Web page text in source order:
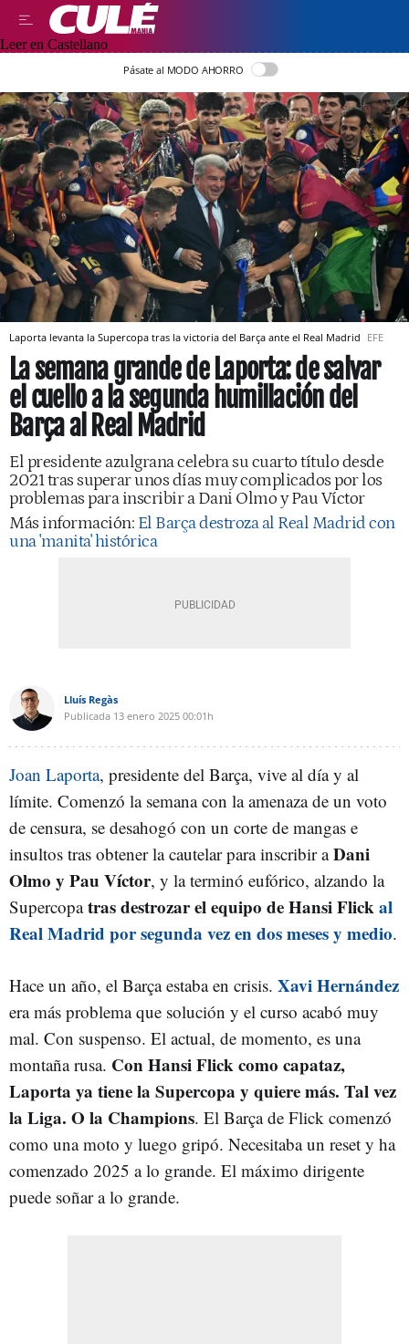
Leer en Castellano
Pásate al MODO AHORRO
Laporta levanta la Supercopa tras la victoria del Barça ante el Real Madrid EFE
La semana grande de Laporta: de salvar
el cuello a la segunda humillación del
Barça al Real Madrid
El presidente azulgrana celebra su cuarto título desde
2021 tras superar unos días muy complicados por los
problemas para inscribir a Dani Olmo y Pau Víctor
Más información: El Barça destroza al Real Madrid con
una 'manita' histórica
Lluís Regàs
Publicada 13 enero 2025 00:01h
Joan Laporta, presidente del Barça, vive al día y al
límite. Comenzó la semana con la amenaza de un voto
de censura, se desahogó con un corte de mangas e
insultos tras obtener la cautelar para inscribir aDani
Olmo y Pau Víctor, y la terminó eufórico, alzando la
Supercopatras destrozar el equipo de Hansi Flickal
Real Madrid por segunda vez en dos meses y medio.
Hace un año, el Barça estaba en crisis. Xavi Hernández
era más problema que solución y el curso acabó muy
mal. Con suspenso. El actual, de momento, es una
montaña rusa. Con Hansi Flick como capataz,
Laporta ya tiene la Supercopa y quiere más. Tal vez
la Liga. O la Champions. El Barça de Flick comenzó
como una moto y luego gripó. Necesitaba un reset y ha
comenzado 2025 a lo grande. El máximo dirigente
puede soñar a lo grande.